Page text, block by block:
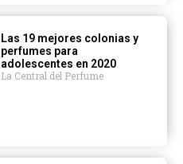
Las 19 mejores colonias y
perfumes para
adolescentes en 2020
La Central del Perfume